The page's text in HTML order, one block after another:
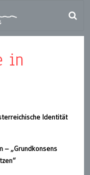
in
Identität
– „Grundkonsens